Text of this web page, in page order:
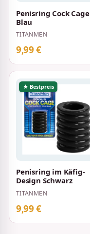
Penisring Cock Cage
Blau
TITANMEN
9,99 €
★ Bestpreis
Penisring im Käfig-
Design Schwarz
TITANMEN
9,99 €